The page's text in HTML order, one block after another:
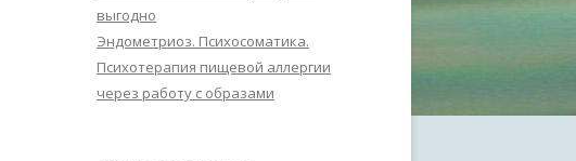
выгодно
Эндометриоз. Психосоматика.
Психотерапия пищевой аллергии
через работу с образами